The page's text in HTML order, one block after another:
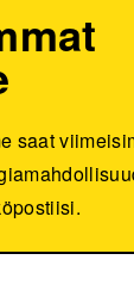
saat